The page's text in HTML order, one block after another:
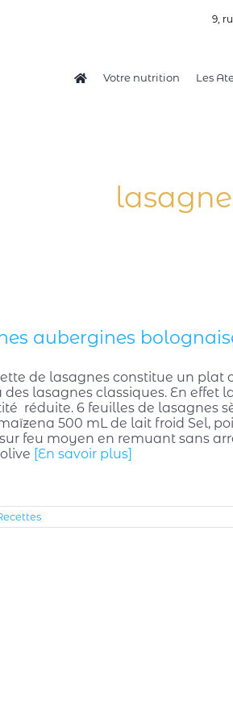
9,
Votre nutrition Les
aubergines
de lasagnes constitue un plat
des lasagnes classiques. En
réduite. 6 feuilles de lasagnes
500 mL de lait froid Sel,
feu moyen en remuant sans
[En savoir plus]